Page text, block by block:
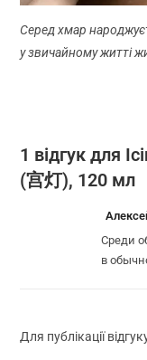
Серед хмар
у звичайному житті
1 відгук для
(宫灯), 120 мл
Среди
в
Для публікації